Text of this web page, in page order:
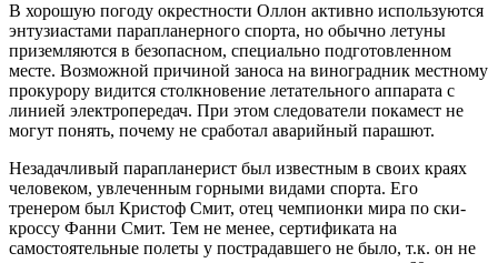
В хорошую погоду окрестности Оллон активно используются
энтузиастами парапланерного спорта, но обычно летуны
приземляются в безопасном, специально подготовленном
месте. Возможной причиной заноса на виноградник местному
прокурору видится столкновение летательного аппарата с
линией электропередач. При этом следователи покамест не
могут понять, почему не сработал аварийный парашют.
Незадачливый парапланерист был известным в своих краях
человеком, увлеченным горными видами спорта. Его
тренером был Кристоф Смит, отец чемпионки мира по ски-
кроссу Фанни Смит. Тем не менее, сертификата на
самостоятельные полеты у пострадавшего не было, т.к. он не